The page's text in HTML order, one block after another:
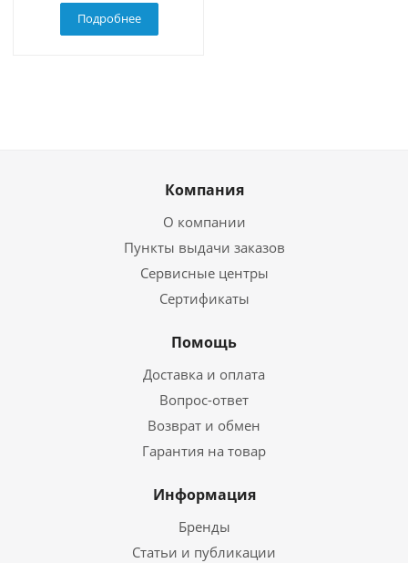
Подробнее
Компания
О компании
Пункты выдачи заказов
Сервисные центры
Сертификаты
Помощь
Доставка и оплата
Вопрос-ответ
Возврат и обмен
Гарантия на товар
Информация
Бренды
Статьи и публикации